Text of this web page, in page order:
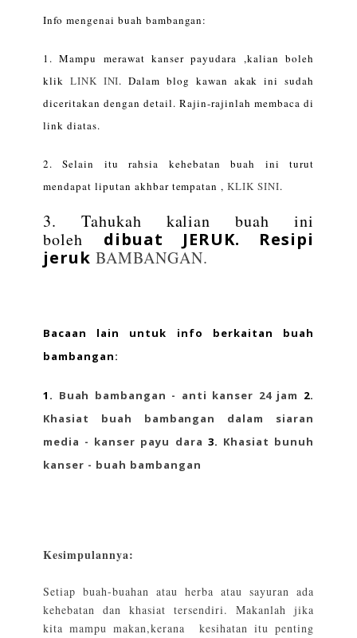
Info mengenai buah bambangan:
1. Mampu merawat kanser payudara ,kalian boleh
klik LINK INI. Dalam blog kawan akak ini sudah
diceritakan dengan detail. Rajin-rajinlah membaca di
link diatas.
2. Selain itu rahsia kehebatan buah ini turut
mendapat liputan akhbar tempatan ,KLIK SINI.
3. Tahukah kalian buah ini
boleh dibuat JERUK. Resipi
jeruk BAMBANGAN.
Bacaan lain untuk info berkaitan buah
bambangan:
1. Buah bambangan - anti kanser 24 jam 2.
Khasiat buah bambangan dalam siaran
media - kanser payu dara 3. Khasiat bunuh
kanser - buah bambangan
Kesimpulannya:
Setiap buah-buahan atau herba atau sayuran ada
kehebatan dan khasiat tersendiri. Makanlah jika
kita mampu makan,kerana kesihatan itu penting